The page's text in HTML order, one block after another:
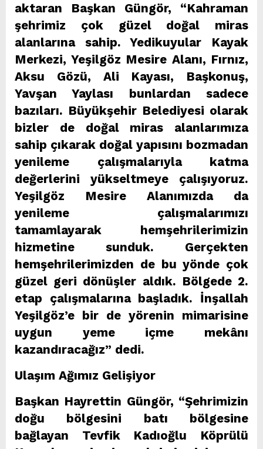
aktaran Başkan Güngör, “Kahraman
şehrimiz çok güzel doğal miras
alanlarına sahip. Yedikuyular Kayak
Merkezi, Yeşilgöz Mesire Alanı, Fırnız,
Aksu Gözü, Ali Kayası, Başkonuş,
Yavşan Yaylası bunlardan sadece
bazıları. Büyükşehir Belediyesi olarak
bizler de doğal miras alanlarımıza
sahip çıkarak doğal yapısını bozmadan
yenileme çalışmalarıyla katma
değerlerini yükseltmeye çalışıyoruz.
Yeşilgöz Mesire Alanımızda da
yenileme çalışmalarımızı
tamamlayarak hemşehrilerimizin
hizmetine sunduk. Gerçekten
hemşehrilerimizden de bu yönde çok
güzel geri dönüşler aldık. Bölgede 2.
etap çalışmalarına başladık. İnşallah
Yeşilgöz’e bir de yörenin mimarisine
uygun yeme içme mekânı
kazandıracağız” dedi.
Ulaşım Ağımız Gelişiyor
Başkan Hayrettin Güngör, “Şehrimizin
doğu bölgesini batı bölgesine
bağlayan Tevfik Kadıoğlu Köprülü